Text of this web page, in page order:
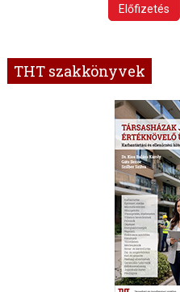
Előfizetés
THT szakkönyvek